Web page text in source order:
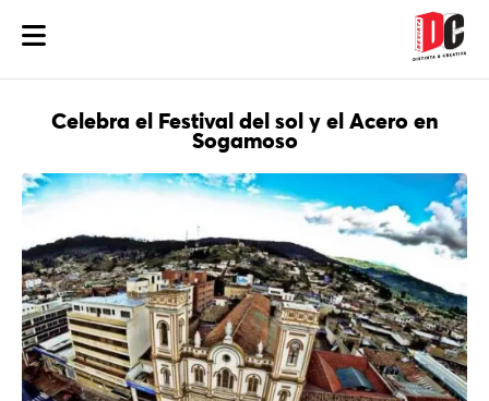
Celebra el Festival del sol y el Acero en
Sogamoso